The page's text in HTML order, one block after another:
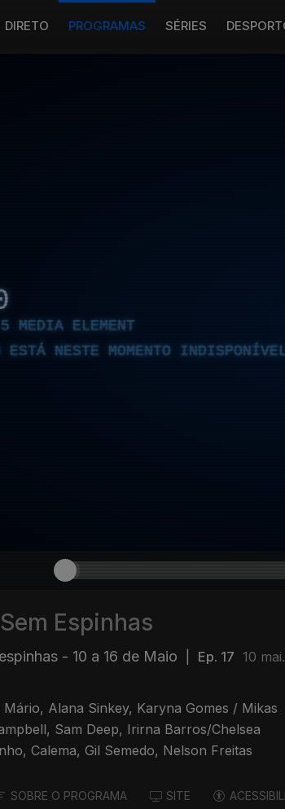
DIRETO PROGRAMAS SÉRIES
MEDIA ELEMENT
ESTÁ NESTE MOMENTO
Espinhas
- 10 a 16 de Maio Ep. 17 10 mai.
/ Mikas
Chelsea
Calema, Gil Semedo, Nelson Freitas
SOBRE O PROGRAMA SITE